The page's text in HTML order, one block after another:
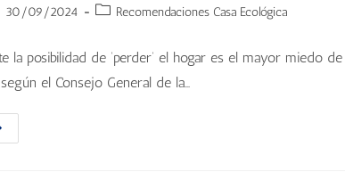
30/09/2024 Recomendaciones Casa Ecológica
la posibilidad de ‘perder’ el hogar es el mayor miedo
el Consejo General de la…